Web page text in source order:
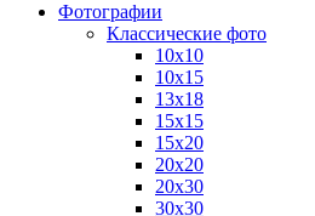
Фотографии
Классические фото
10х10
10х15
13х18
15х15
15х20
20х20
20х30
30х30